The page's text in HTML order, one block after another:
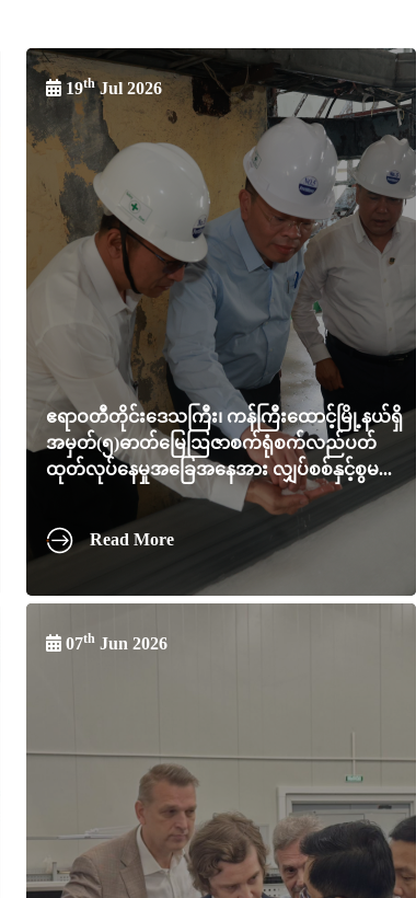
19thJul 2026
ဧရာဝတီတိုင်းဒေသကြီး၊ ကန်ကြီးထောင့်မြို့နယ်ရှိ
အမှတ်(၅)ဓာတ်မြေဩဇာစက်ရုံစက်လည်ပတ်
ထုတ်လုပ်နေမှုအခြေအနေအား လျှပ်စစ်နှင့်စွမ...
Read More
07thJun 2026